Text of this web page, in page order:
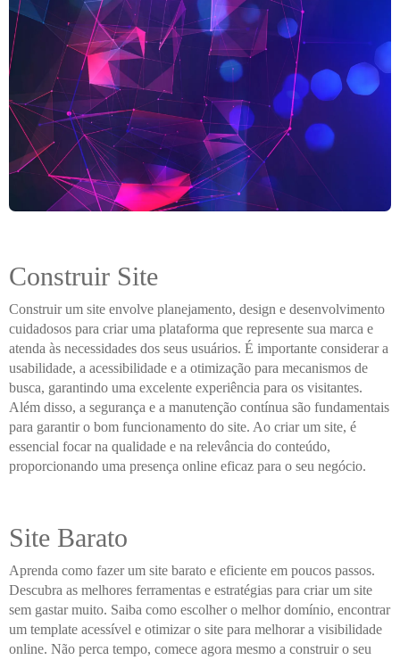
Construir Site
Construir um site envolve planejamento, design e desenvolvimento
cuidadosos para criar uma plataforma que represente sua marca e
atenda às necessidades dos seus usuários. É importante considerar a
usabilidade, a acessibilidade e a otimização para mecanismos de
busca, garantindo uma excelente experiência para os visitantes.
Além disso, a segurança e a manutenção contínua são fundamentais
para garantir o bom funcionamento do site. Ao criar um site, é
essencial focar na qualidade e na relevância do conteúdo,
proporcionando uma presença online eficaz para o seu negócio.
Site Barato
Aprenda como fazer um site barato e eficiente em poucos passos.
Descubra as melhores ferramentas e estratégias para criar um site
sem gastar muito. Saiba como escolher o melhor domínio, encontrar
um template acessível e otimizar o site para melhorar a visibilidade
online. Não perca tempo, comece agora mesmo a construir o seu